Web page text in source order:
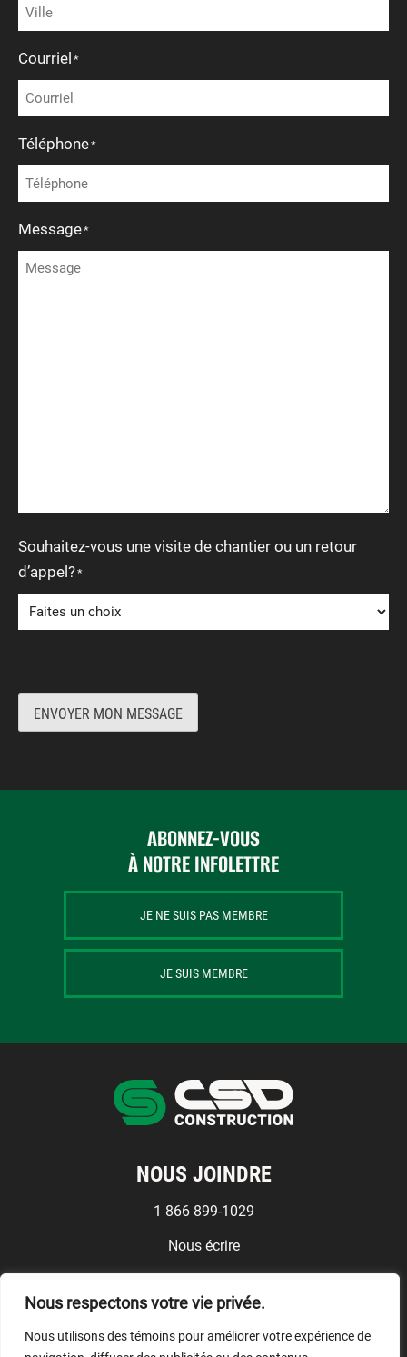
Nous respectons votre vie privée.
Nous utilisons des témoins pour améliorer votre expérience de
Courriel *
Téléphone*
Message*
Souhaitez-vous une visite de chantier ou un retour
d’appel?*
ENVOYER MON MESSAGE
NOUS JOINDRE
1 866 899-1029
Nous écrire
Conditions d'utilisation
ABONNEZ-VOUS
À NOTRE INFOLETTRE
JE NE SUIS PAS MEMBRE
JE SUIS MEMBRE